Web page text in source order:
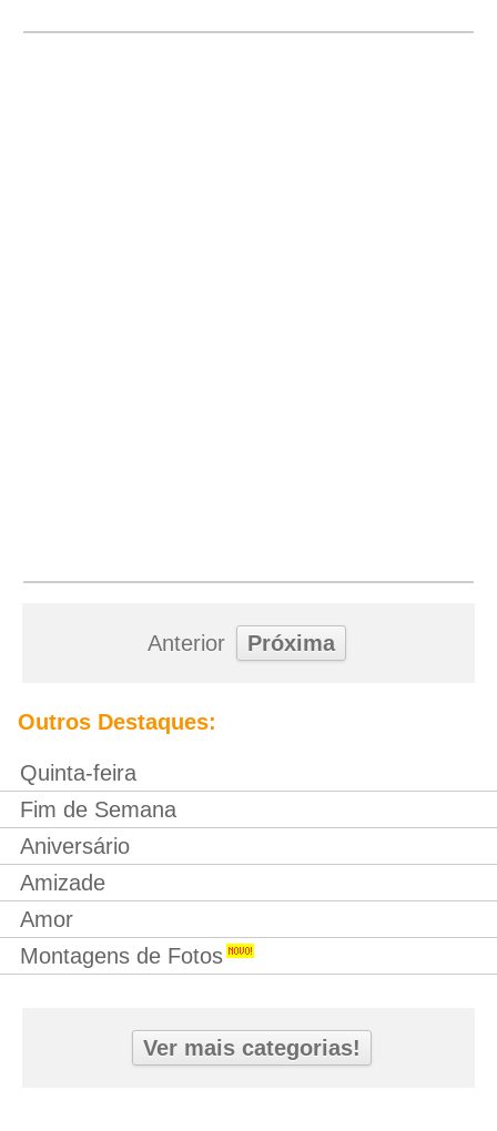
Anterior Próxima
Outros Destaques:
Quinta-feira
Fim de Semana
Aniversário
Amizade
Amor
Montagens de Fotos
Ver mais categorias!